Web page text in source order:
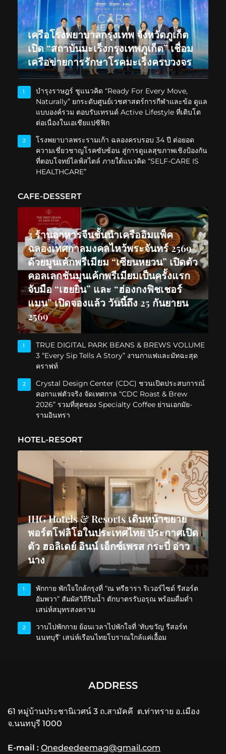
เครือโรงพยาบาลกรุงเทพ จังหวัดภูเก็ต
เปิด “สถาบันมะเร็งกรุงเทพภูเก็ต” เชื่อม
เครือข่ายการรักษาโรคมะเร็งครบวงจร
1
บำรุงราษฎร์ ชูแนวคิด “Ready For Every Move,
Naturally” ยกระดับศูนย์เวชศาสตร์การกีฬาและข้อ ดูแล
แบบองค์รวม ตอบรับเทรนด์ Active Lifestyle ที่เติบโต
ต่อเนื่องในเอเชียแปซิฟิก
2
โรงพยาบาลพระรามเก้า ฉลองครบรอบ 34 ปี ต่อยอด
ความเชี่ยวชาญโรคซับซ้อน สู่การดูแลสุขภาพเชิงป้องกัน
ที่ตอบโจทย์ไลฟ์สไตล์ ภายใต้แนวคิด “SELF-CARE IS
HEALTHCARE”
CAFE-DESSERT
3 ร้านอาหารจีนชั้นนำเครืออิมแพ็ค
ฉลองเทศกาลมงคลไหว้พระจันทร์ 2569
ด้วยมูนเค้กพรีเมียม “เซียนหยวน” เปิดตัว
คอลเลกชันมูนเค้กพรีเมียมเป็นครั้งแรก
จับมือ “เฮยยิน” และ “ฮ่องกงฟิชเชอร์
แมน” เปิดจองแล้ว วันนี้ถึง 25 กันยายน
2569
1
TRUE DIGITAL PARK BEANS & BREWS VOLUME
3 “Every Sip Tells A Story” งานกาแฟและมัทฉะสุด
คราฟท์
2
Crystal Design Center (CDC) ชวนเปิดประสบการณ์
คอกาแฟตัวจริง จัดเทศกาล “CDC Roast & Brew
2026” รวมที่สุดของ Specialty Coffee ย่านเอกมัย-
รามอินทรา
HOTEL-RESORT
IHG Hotels & Resorts เดินหน้าขยาย
พอร์ตโฟลิโอในประเทศไทย ประกาศเปิด
ตัว ฮอลิเดย์ อินน์ เอ็กซ์เพรส กระบี่ อ่าว
นาง
1
พักกาย พักใจใกล้กรุงที่ “ณ ทรีธารา ริเวอร์ไซด์ รีสอร์ต
อัมพวา” สัมผัสวิถีริมน้ำ ตักบาตรรับอรุณ พร้อมดื่มด่ำ
เสน่ห์สมุทรสงคราม
2
วาบไปพักกาย ย้อนเวลาไปพักใจที่ ‘ทับขวัญ รีสอร์ท
นนทบุรี’ เสน่ห์เรือนไทยโบราณใกล้แค่เอื้อม
ADDRESS
61 หมู่บ้านประชานิเวศน์ 3 ถ.สามัคคี ต.ท่าทราย อ.เมือง
จ.นนทบุรี 1000
E-mail : Onedeedeemag@gmail.com